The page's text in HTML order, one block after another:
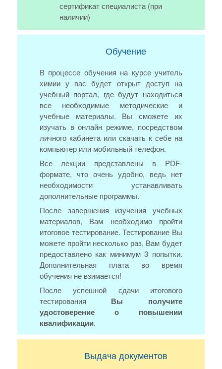
сертификат специалиста (при
наличии)
Обучение
В процессе обучения на курсе учитель
химии у вас будет открыт доступ на
учебный портал, где будут находиться
все необходимые методические и
учебные материалы. Вы сможете их
изучать в онлайн режиме, посредством
личного кабинета или скачать к себе на
компьютер или мобильный телефон.
Все лекции представлены в PDF-
формате, что очень удобно, ведь нет
необходимости устанавливать
дополнительные программы.
После завершения изучения учебных
материалов, Вам необходимо пройти
итоговое тестирование. Тестирование Вы
можете пройти несколько раз, Вам будет
предоставлено как минимум 3 попытки.
Дополнительная плата во время
обучения не взимается!
После успешной сдачи итогового
тестирования Вы получите
удостоверение о повышении
квалификации.
Выдача документов